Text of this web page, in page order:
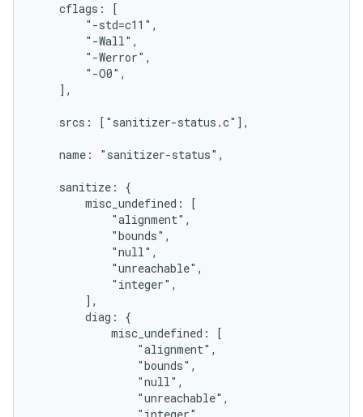
    cflags: [
        "-std=c11",
        "-Wall",
        "-Werror",
        "-O0",
    ],
    srcs: ["sanitizer-status.c"],
    name: "sanitizer-status",
    sanitize: {
        misc_undefined: [
            "alignment",
            "bounds",
            "null",
            "unreachable",
            "integer",
        ],
        diag: {
            misc_undefined: [
                "alignment",
                "bounds",
                "null",
                "unreachable",